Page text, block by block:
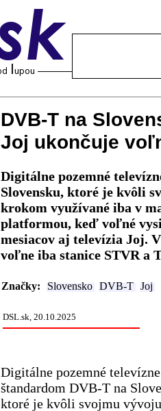
DVB-T na
Joj ukončuje
Digitálne pozemné
Slovensku, ktoré je kvôli
krokom využívané iba v
platformou, keď voľné
mesiacov aj televízia Joj.
voľne iba stanice STVR a
Značky: Slovensko DVB-T Joj
DSL.sk, 20.10.2025
Digitálne pozemné
štandardom DVB-T na
ktoré je kvôli svojmu